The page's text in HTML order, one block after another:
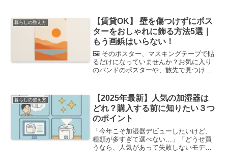
ルーティンでした。ぎゅうぎゅうに詰め
込まれた服たちを眺めては、結...
暮らしの整え方
【賃貸OK】 壁を傷つけずにポス
ターをおしゃれに飾る方法5選｜
もう画鋲はいらない！
🖼️ そのポスター、マスキングテープで貼
るだけになっていませんか？お気に入り
のバンドのポスターや、旅先で見つけた
るけれど…。「賃貸だから、壁に画鋲の
穴なんて絶対に開けら...
暮らしの整え方
【2025年最新】人気の加湿器は
どれ？購入する前に知りたい３つ
のポイント
「今年こそ加湿器デビューしたいけど、
種類が多すぎて選べない…」「どうせ買
うなら、人気があって失敗しないモデル